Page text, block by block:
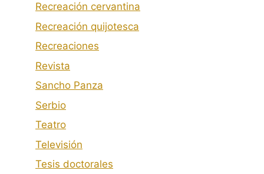
Recreación cervantina
Recreación quijotesca
Recreaciones
Revista
Sancho Panza
Serbio
Teatro
Televisión
Tesis doctorales